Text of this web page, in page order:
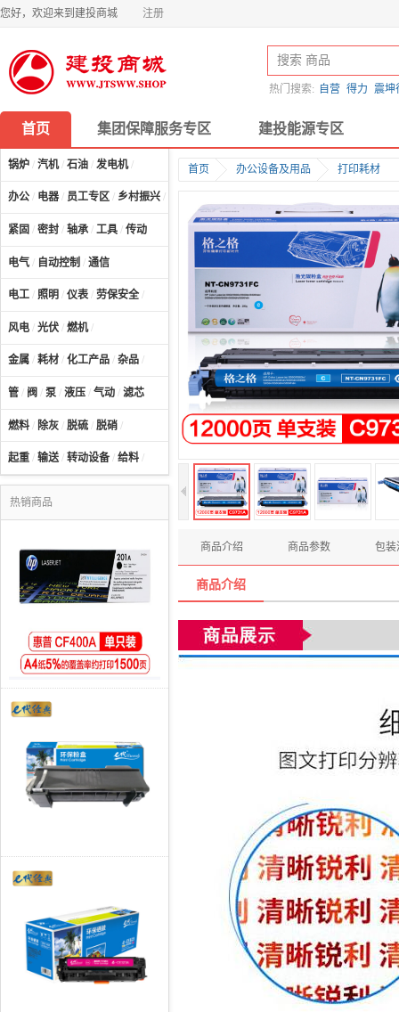
您好，欢迎来到建投商城 注册
热门搜索: 自营 得力 震坤
首页 集团保障服务专区 建投能源专区
锅炉 / 汽机/ 石油 / 发电机/
办公 / 电器 / 员工专区 / 乡村振兴 /
紧固 / 密封 / 轴承 / 工具 / 传动
电气 / 自动控制 / 通信
电工 / 照明 / 仪表 / 劳保安全 /
风电 / 光伏 / 燃机/
金属 / 耗材 / 化工产品 / 杂品 /
管 / 阀 / 泵 / 液压 / 气动 / 滤芯
燃料 / 除灰 / 脱硫 / 脱硝 /
起重 / 输送/ 转动设备 / 给料 /
热销商品
首页 办公设备及用品 打印耗材
商品介绍 商品参数 包装
商品介绍